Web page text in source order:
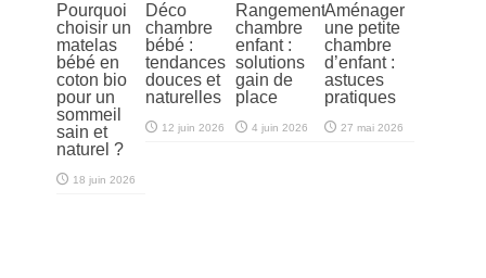
Pourquoi
choisir un
matelas
bébé en
coton bio
pour un
sommeil
sain et
naturel ?
18 juin 2026
Déco
chambre
bébé :
tendances
douces et
naturelles
12 juin 2026
Rangement
chambre
enfant :
solutions
gain de
place
4 juin 2026
Aménager
une petite
chambre
d’enfant :
astuces
pratiques
27 mai 2026